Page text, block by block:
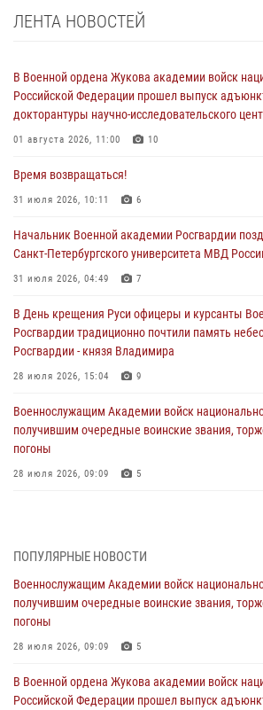
ЛЕНТА НОВОСТЕЙ
В Военной ордена Жукова академии войск
Российской Федерации прошел выпуск
докторантуры научно-исследовательского
01 августа 2026, 11:00 10
Время возвращаться!
31 июля 2026, 10:11 6
Начальник Военной академии Росгвардии
Санкт-Петербургского университета МВД
31 июля 2026, 04:49 7
В День крещения Руси офицеры и курсанты
Росгвардии традиционно почтили память
Росгвардии - князя Владимира
28 июля 2026, 15:04 9
Военнослужащим Академии войск
получившим очередные воинские звания,
погоны
28 июля 2026, 09:09 5
27 июля 2026, 14:49 7
Военная академия информирует!
23 июля 2026, 04:51
Курсант Военной академии войск
22 июля 2026, 09:41
ПОПУЛЯРНЫЕ НОВОСТИ
Военнослужащим Академии войск
получившим очередные воинские звания,
погоны
28 июля 2026, 09:09 5
В Военной ордена Жукова академии войск
Российской Федерации прошел выпуск